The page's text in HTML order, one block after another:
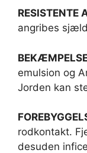
RESISTENTE
angribes
emulsion og
Jorden kan
rodkontakt.
desuden